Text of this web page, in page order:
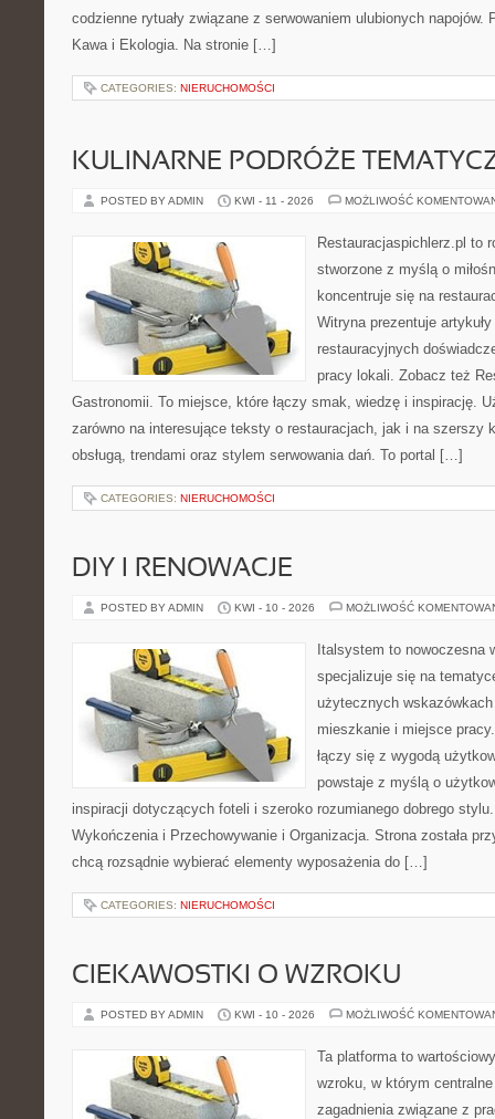
codzienne rytuały związane z serwowaniem ulubionych napojów.
Kawa i Ekologia. Na stronie […]
CATEGORIES: NIERUCHOMOŚCI
KULINARNE PODRÓŻE
POSTED BY ADMIN KWI - 11 - 2026 MOŻLIWOŚĆ
Restauracjaspichlerz.pl to
stworzone z myślą o
koncentruje się na
Witryna prezentuje
restauracyjnych
pracy lokali. Zobacz też
Gastronomii. To miejsce, które łączy smak, wiedzę i inspirację.
zarówno na interesujące teksty o restauracjach, jak i na szerszy
obsługą, trendami oraz stylem serwowania dań. To portal […]
CATEGORIES: NIERUCHOMOŚCI
DIY I RENOWACJE
POSTED BY ADMIN KWI - 10 - 2026 MOŻLIWOŚĆ
Italsystem to nowoczesna
specjalizuje się na
użytecznych
mieszkanie i miejsce
łączy się z wygodą
powstaje z myślą o
inspiracji dotyczących foteli i szeroko rozumianego dobrego
Wykończenia i Przechowywanie i Organizacja. Strona została
chcą rozsądnie wybierać elementy wyposażenia do […]
CATEGORIES: NIERUCHOMOŚCI
CIEKAWOSTKI O WZROKU
POSTED BY ADMIN KWI - 10 - 2026 MOŻLIWOŚĆ
Ta platforma to
wzroku, w którym
zagadnienia związane z